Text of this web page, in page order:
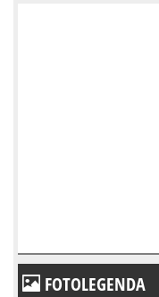
FOTOLEGENDA